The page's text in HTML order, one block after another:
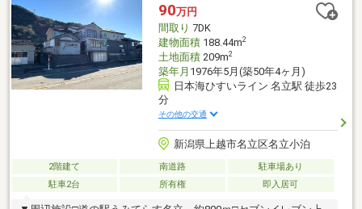
90万円
間取り 7DK
建物面積188.44m2
土地面積209m2
築年月 1976年5月(築50年4ヶ月)
日本海ひすいライン 名立駅 徒歩23
分
その他の交通
新潟県上越市名立区名立小泊
2階建て 南道路
駐車場あり
駐車2台
所有権 即入居可